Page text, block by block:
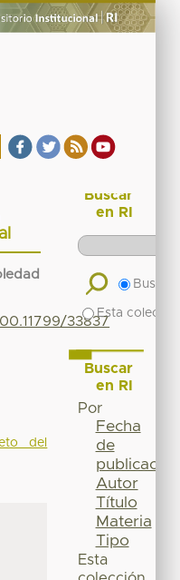
33837
del
Buscar
en RI
Buscar
Esta
Buscar
en RI
Por
Fecha
de
publicación
Autor
Título
Materia
Tipo
Esta